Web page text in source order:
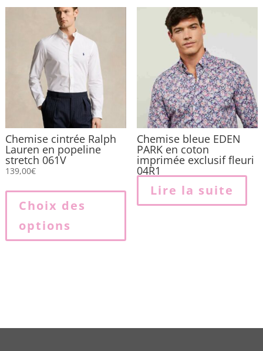
Chemise cintrée Ralph
Lauren en popeline
stretch 061V
139,00€
Choix des
options
produit
Chemise bleue EDEN
PARK en coton
imprimée exclusif fleuri
04R1
Lire la suite